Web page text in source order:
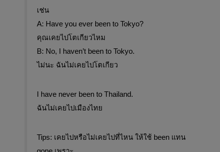
เช่น
A: Have you ever been to Tokyo?
คุณเคยไปโตเกียวไหม
B: No, I haven’t been to Tokyo.
ไม่นะ ฉันไม่เคยไปโตเกียว
I have never been to Thailand.
ฉันไม่เคยไปเมืองไทย
Tips: เคยไปหรือไม่เคยไปที่ไหน ให้ใช้ been แทน